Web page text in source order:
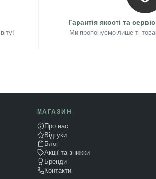
Гарантія якості та
Ми пропонуємо лише ті
МАГАЗИН
Про нас
Відгуки
Блог
Акції та знижки
Бренди
Контакти